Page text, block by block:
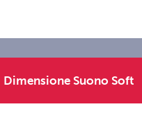
Dimensione Suono Soft